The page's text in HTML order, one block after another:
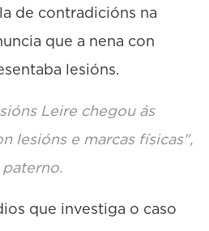
de contradicións na
que a nena con
lesións.
Leire chegou ás
lesións e marcas físicas",
que investiga o caso